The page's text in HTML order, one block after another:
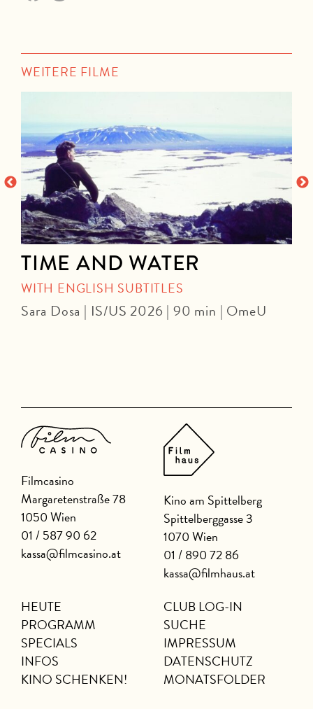
WEITERE FILME
TIME AND WATER
WITH ENGLISH SUBTITLES
Sara Dosa | IS/US 2026 | 90 min | OmeU
Filmcasino
Margaretenstraße 78
1050 Wien
01 / 587 90 62
kassa@filmcasino.at
Kino am Spittelberg
Spittelberggasse 3
1070 Wien
01 / 890 72 86
kassa@filmhaus.at
HEUTE
PROGRAMM
SPECIALS
INFOS
KINO SCHENKEN!
CLUB LOG-IN
SUCHE
IMPRESSUM
DATENSCHUTZ
MONATSFOLDER